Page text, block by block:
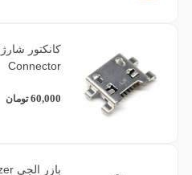
Connector
60,000 تومان
بازر الجی LG K10 / K420N Buzzer